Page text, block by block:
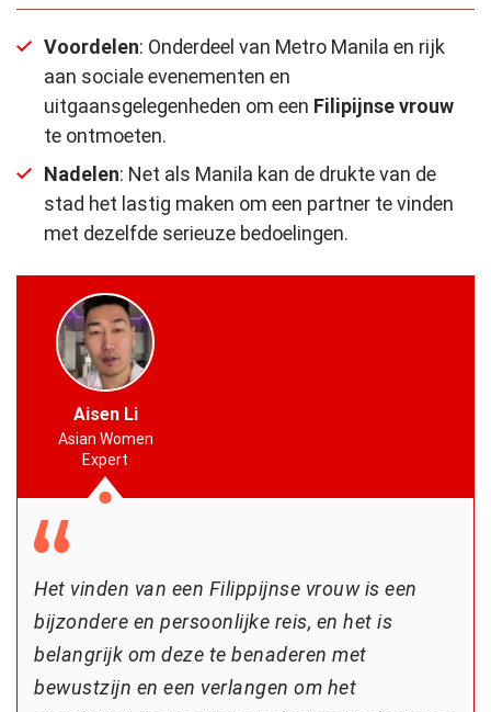
Voordelen: Onderdeel van Metro Manila en rijk
aan sociale evenementen en
uitgaansgelegenheden om een Filipijnse vrouw
te ontmoeten.
Nadelen: Net als Manila kan de drukte van de
stad het lastig maken om een partner te vinden
met dezelfde serieuze bedoelingen.
Aisen Li
Asian Women
Expert
Het vinden van een Filippijnse vrouw is een
bijzondere en persoonlijke reis, en het is
belangrijk om deze te benaderen met
bewustzijn en een verlangen om het